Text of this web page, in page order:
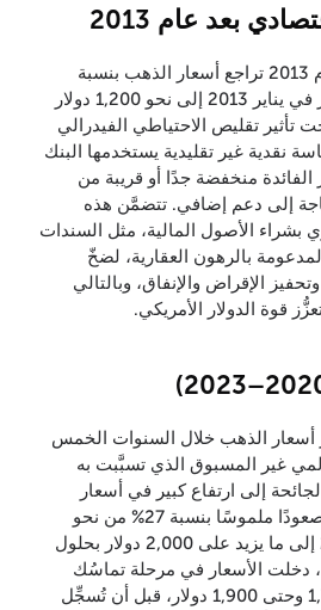
بعد عام 2013
شهدت الفترة التي تلت عام 2013 تراجع أسعار الذهب بنسبة
29%، من قرابة 1,695 دولار في يناير 2013 إلى نحو 1,200 دولار
وذلك تحت تأثير تقليص الاحتياطي الفيدرالي
نقدية غير تقليدية يستخدمها البنك
منخفضة جدًا أو قريبة من
إلى دعم إضافي. تتضمَّن هذه
بشراء الأصول المالية، مثل السندات
بالرهون العقارية، لضخّ
الإقراض والإنفاق، وبالتالي
قوة الدولار الأمريكي.
أسعار الذهب خلال السنوات الخمس
غير المسبوق الذي تسبَّبت به
وقد أدَّت الجائحة إلى ارتفاع كبير في أسعار
الذهب، حيث سجَّل السعر صعودًا ملموسًا بنسبة 27% من نحو
1,500 دولار في يناير 2020 إلى ما يزيد على 2,000 دولار بحلول
وبعد ذلك، دخلت الأسعار في مرحلة تماسُك
ضمن نطاق يتراوح من 1,700 وحتى 1,900 دولار، قبل أن تُسجِّل